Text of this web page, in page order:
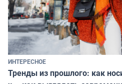
ИНТЕРЕСНОЕ
Тренды из прошлого: как